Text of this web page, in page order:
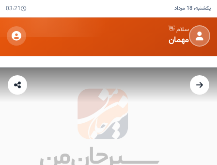
یکشنبه، 18 مرداد 03:21
سلام 👋
مهمان